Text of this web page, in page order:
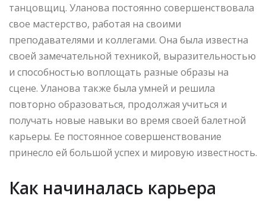
танцовщиц. Уланова постоянно совершенствовала
свое мастерство, работая на своими
преподавателями и коллегами. Она была известна
своей замечательной техникой, выразительностью
и способностью воплощать разные образы на
сцене. Уланова также была умней и решила
повторно образоваться, продолжая учиться и
получать новые навыки во время своей балетной
карьеры. Ее постоянное совершенствование
принесло ей большой успех и мировую известность.
Как начиналась карьера